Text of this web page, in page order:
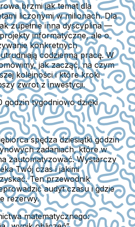
brzmi jak temat dla
liczonymi w milionach. Dla
zupełnie inna dyscyplina —
informatyczne, ale o
konkretnych
codzienną pracę. W
jak zacząć, na czym
kolejności i które kroki
zwrot z inwestycji.
godzin tygodniowo dzięki
spędza dziesiątki godzin
zadaniach, które w
zautomatyzować. Wystarczy
Twój czas i jakimi
Ten przewodnik
audyt czasu i gdzie
rezerwy.
matematycznego: